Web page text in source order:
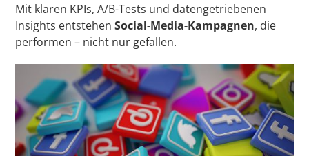
Mit klaren KPIs, A/B-Tests und datengetriebenen
Insights entstehenSocial-Media-Kampagnen, die
performen – nicht nur gefallen.